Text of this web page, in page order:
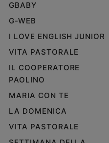
GBABY
G-WEB
I LOVE ENGLISH JUNIOR
VITA PASTORALE
IL COOPERATORE
PAOLINO
MARIA CON TE
LA DOMENICA
VITA PASTORALE